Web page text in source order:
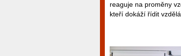
reaguje na proměny
kteří dokáží řídit